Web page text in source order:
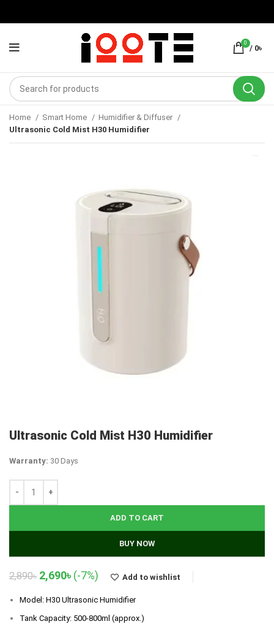
0
/ 0৳
Home Smart Home
Humidifier & Diffuser
Ultrasonic Cold Mist H30 Humidifier
Ultrasonic Cold Mist H30 Humidifier
Warranty: 30 Days
ADD TO CART
BUY NOW
2,890৳ Original
was:
2,890৳.
2,690৳Current
is:
2,690৳.
(-7%) Add to wishlist
Model: H30 Ultrasonic Humidifier
Tank Capacity: 500-800ml (approx.)